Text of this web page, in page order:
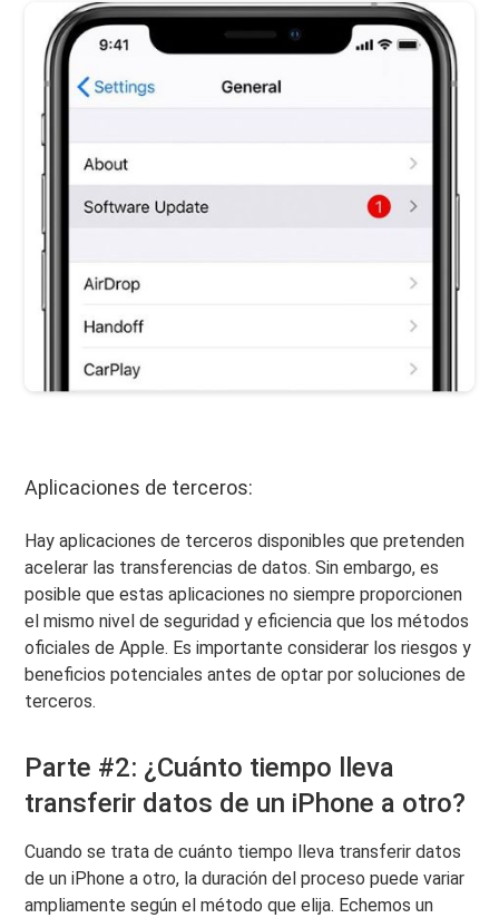
Aplicaciones de terceros:
Hay aplicaciones de terceros disponibles que pretenden
acelerar las transferencias de datos. Sin embargo, es
posible que estas aplicaciones no siempre proporcionen
el mismo nivel de seguridad y eficiencia que los métodos
oficiales de Apple. Es importante considerar los riesgos y
beneficios potenciales antes de optar por soluciones de
terceros.
Parte #2: ¿Cuánto tiempo lleva
transferir datos de un iPhone a otro?
Cuando se trata de cuánto tiempo lleva transferir datos
de un iPhone a otro, la duración del proceso puede variar
ampliamente según el método que elija. Echemos un